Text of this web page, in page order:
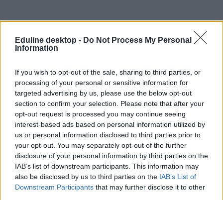
Eduline desktop - Do Not Process My Personal
Information
If you wish to opt-out of the sale, sharing to third parties, or
processing of your personal or sensitive information for
targeted advertising by us, please use the below opt-out
section to confirm your selection. Please note that after your
opt-out request is processed you may continue seeing
interest-based ads based on personal information utilized by
us or personal information disclosed to third parties prior to
your opt-out. You may separately opt-out of the further
disclosure of your personal information by third parties on the
IAB’s list of downstream participants. This information may
also be disclosed by us to third parties on the IAB’s List of
Downstream Participants that may further disclose it to other